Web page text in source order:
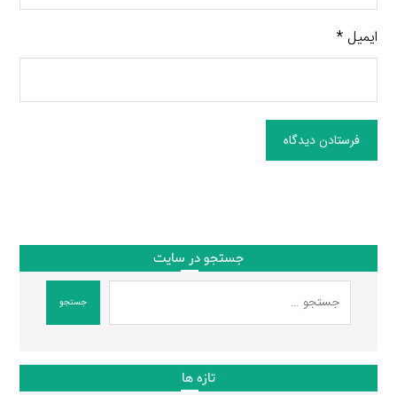
ایمیل*
فرستادن دیدگاه
جستجو در سایت
جستجو
تازه ها